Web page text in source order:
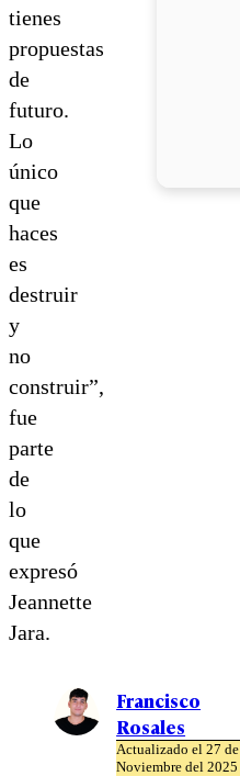
tienes
propuestas
de
futuro.
Lo
único
que
haces
es
destruir
y
no
construir”,
fue
parte
de
lo
que
expresó
Jeannette
Jara.
Francisco
Rosales
Actualizado el 27 de
Noviembre del 2025